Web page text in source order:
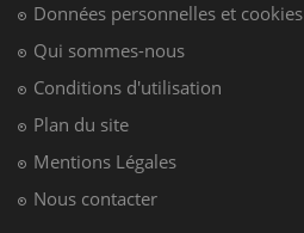
Données personnelles et cookies
Qui sommes-nous
Conditions d'utilisation
Plan du site
Mentions Légales
Nous contacter